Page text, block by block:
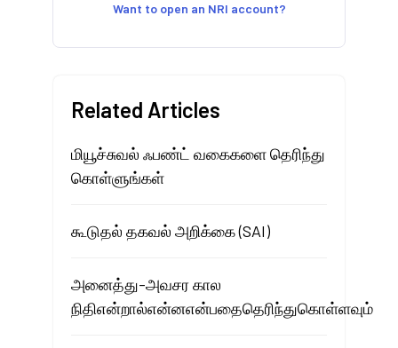
Want to open an NRI account?
Related Articles
மியூச்சுவல் ஃபண்ட் வகைகளை தெரிந்து
கொள்ளுங்கள்
கூடுதல் தகவல் அறிக்கை (SAI)
அனைத்து-அவசர கால
நிதிஎன்றால்என்னஎன்பதைதெரிந்துகொள்ளவும்